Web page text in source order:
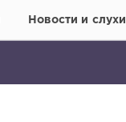
Новости и слухи